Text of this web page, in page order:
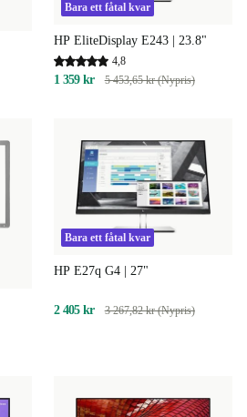
Bara ett fåtal kvar
HP EliteDisplay E243 | 23.8"
4,8
1 359 kr 5 453,65 kr (Nypris)
Bara ett fåtal kvar
HP E27q G4 | 27"
2 405 kr 3 267,82 kr (Nypris)